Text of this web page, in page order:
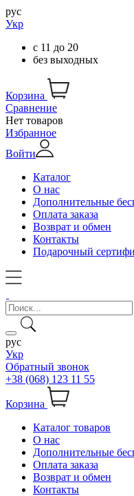
рус
Укр
с 11 до 20
без выходных
Корзина
Сравнение
Нет товаров
Избранное
Войти
Каталог
О нас
Дополнительные
Оплата заказа
Возврат и обмен
Контакты
Подарочный
рус
Укр
Обратный звонок
+38 (068) 123 11 55
Корзина
Каталог товаров
О нас
Дополнительные
Оплата заказа
Возврат и обмен
Контакты